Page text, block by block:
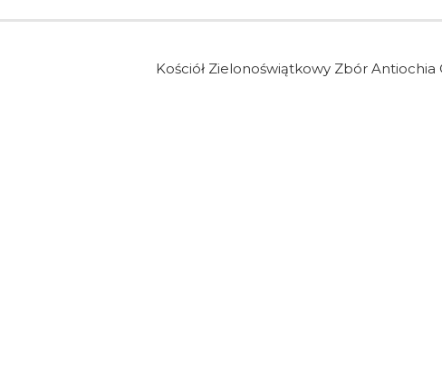
Kościół Zielonoświątkowy Zbór Antiochia